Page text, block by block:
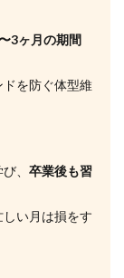
3ヶ月の期間
ドを防ぐ体型維
、 卒業後も習
しい月は損をす